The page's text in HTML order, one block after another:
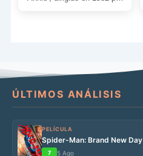
ÚLTIMOS ANÁLISIS
PELÍCULA
Spider-Man: Brand New Day
7 5 Ago